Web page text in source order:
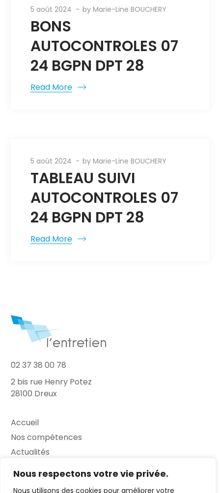
Nous respectons votre vie privée.
Nous utilisons des cookies pour améliorer votre
5 août 2024 byMarie-Line BOUCHERY
BONS
AUTOCONTROLES 07
24 BGPN DPT 28
Read More
5 août 2024 byMarie-Line BOUCHERY
TABLEAU SUIVI
AUTOCONTROLES 07
24 BGPN DPT 28
Read More
02 37 38 00 78
2 bis rue Henry Potez
28100 Dreux
Accueil
Nos compétences
Actualités